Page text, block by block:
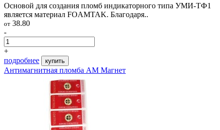
Основой для создания пломб индикаторного типа УМИ-ТФ1
является материал FOAMTAK. Благодаря..
от 38.80
-
+
подробнее
купить
Антимагнитная пломба АМ Магнет